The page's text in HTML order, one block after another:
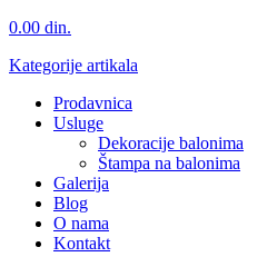
0.00 din.
Kategorije artikala
Prodavnica
Usluge
Dekoracije balonima
Štampa na balonima
Galerija
Blog
O nama
Kontakt